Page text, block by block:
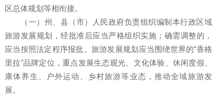
区总体规划等相衔接。
（一）州、县（市）人民政府负责组织编制本行政区域
旅游发展规划，经批准后应当严格组织实施；确需调整的，
应当按照法定程序报批。旅游发展规划应当围绕世界的“香格
里拉”品牌定位，重点发展生态观光、文化体验、休闲度假、
康体养生、户外运动、乡村旅游等业态，推动全域旅游发
展。